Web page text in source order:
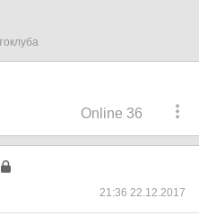
Online 36
21:36 22.12.2017